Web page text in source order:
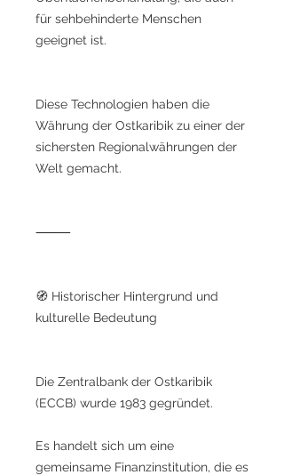
für sehbehinderte Menschen
geeignet ist.
Diese Technologien haben die
Währung der Ostkaribik zu einer der
sichersten Regionalwährungen der
Welt gemacht.
⸻
🧭 Historischer Hintergrund und
kulturelle Bedeutung
Die Zentralbank der Ostkaribik
(ECCB) wurde 1983 gegründet.
Es handelt sich um eine
gemeinsame Finanzinstitution, die es